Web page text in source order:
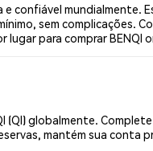
confiável
sem complicações.
lugar para comprar BENQI
(QI) globalmente.
mantém sua